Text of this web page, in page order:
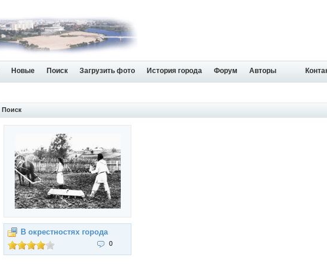
Новые Поиск Загрузить фото История города Форум Авторы
Поиск
В окрестностях города
0